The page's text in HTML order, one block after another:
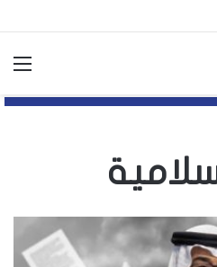
لأزمة سبتة يهدد بتكرارها